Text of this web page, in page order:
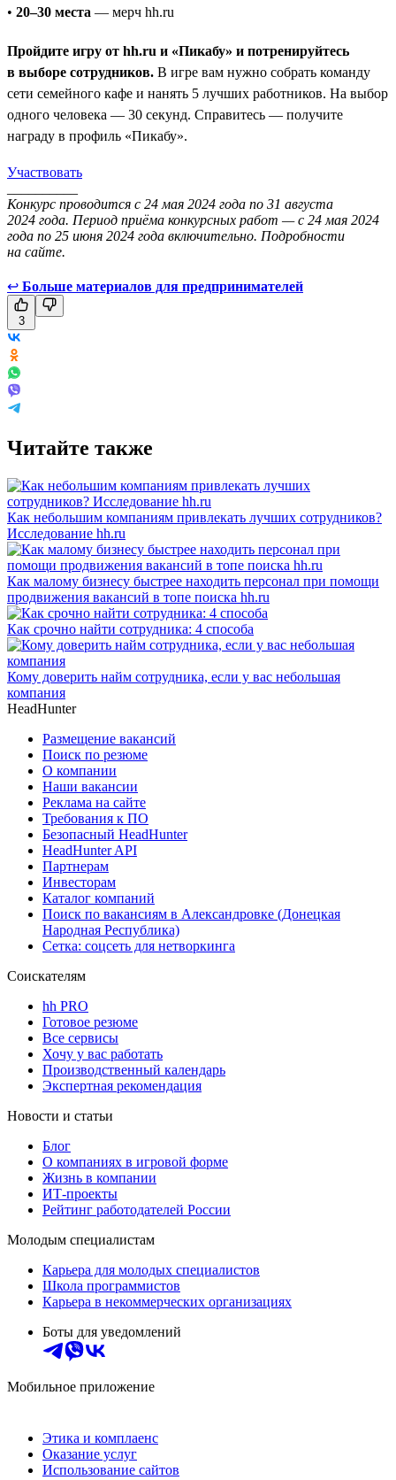
• 20–30 места — мерч hh.ru
Пройдите игру от hh.ru и «Пикабу» и потренируйтесь
в выборе сотрудников. В игре вам нужно собрать команду
сети семейного кафе и нанять 5 лучших работников. На выбор
одного человека — 30 секунд. Справитесь — получите
награду в профиль «Пикабу».
Участвовать
Конкурс проводится с 24 мая 2024 года по 31 августа
2024 года. Период приёма конкурсных работ — с 24 мая 2024
года по 25 июня 2024 года включительно. Подробности
на сайте.
↩ Больше материалов для предпринимателей
3
Читайте также
Как небольшим компаниям привлекать лучших сотрудников?
Исследование hh.ru
Как малому бизнесу быстрее находить персонал при помощи
продвижения вакансий в топе поиска hh.ru
Как срочно найти сотрудника: 4 способа
Кому доверить найм сотрудника, если у вас небольшая
компания
HeadHunter
Размещение вакансий
Поиск по резюме
О компании
Наши вакансии
Реклама на сайте
Требования к ПО
Безопасный HeadHunter
HeadHunter API
Партнерам
Инвесторам
Каталог компаний
Поиск по вакансиям в Александровке (Донецкая
Народная Республика)
Сетка: соцсеть для нетворкинга
Соискателям
hh PRO
Готовое резюме
Все сервисы
Хочу у вас работать
Производственный календарь
Экспертная рекомендация
Новости и статьи
Блог
О компаниях в игровой форме
Жизнь в компании
ИТ-проекты
Рейтинг работодателей России
Молодым специалистам
Карьера для молодых специалистов
Школа программистов
Карьера в некоммерческих организациях
Боты для уведомлений
Мобильное приложение
Этика и комплаенс
Оказание услуг
Использование сайтов